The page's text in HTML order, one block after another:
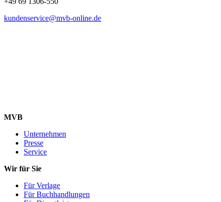
kundenservice@mvb-online.de
MVB
Unternehmen
Presse
Service
Wir für Sie
Für Verlage
Für Buchhandlungen